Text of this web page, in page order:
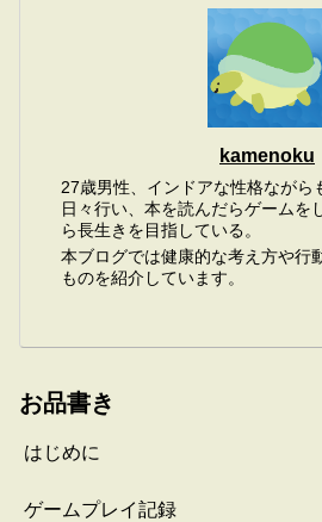
kamenoku
27歳男性、インドアな性格ながら
日々行い、本を読んだらゲームを
ら長生きを目指している。
本ブログでは健康的な考え方や行
ものを紹介しています。
お品書き
はじめに
ゲームプレイ記録